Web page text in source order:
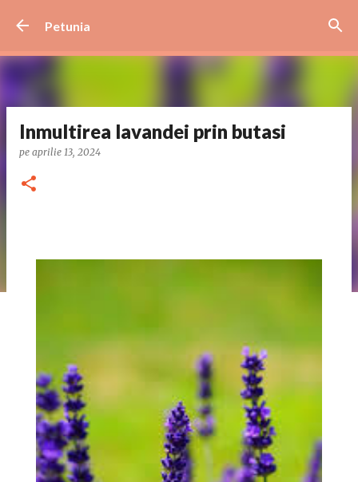
Petunia
Inmultirea lavandei prin butasi
pe aprilie 13, 2024